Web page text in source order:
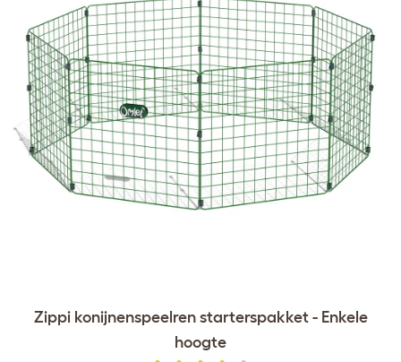
Zippi konijnenspeelren starterspakket - Enkele
hoogte